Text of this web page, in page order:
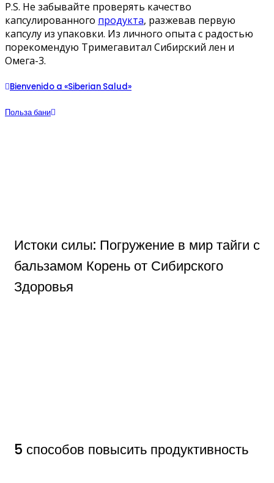
P.S. Не забывайте проверять качество
капсулированного продукта, разжевав первую
капсулу из упаковки. Из личного опыта с радостью
порекомендую Тримегавитал Сибирский лен и
Омега-3.
Bienvenido a «Siberian Salud»
Польза бани
Истоки силы: Погружение в мир тайги с
бальзамом Корень от Сибирского
Здоровья
5 способов повысить продуктивность